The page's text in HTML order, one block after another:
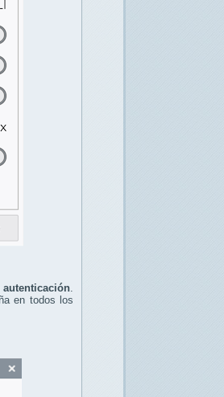
.
en todos los